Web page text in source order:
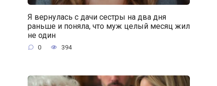
Я вернулась с дачи сестры на два дня
раньше и поняла, что муж целый месяц жил
не один
0 394